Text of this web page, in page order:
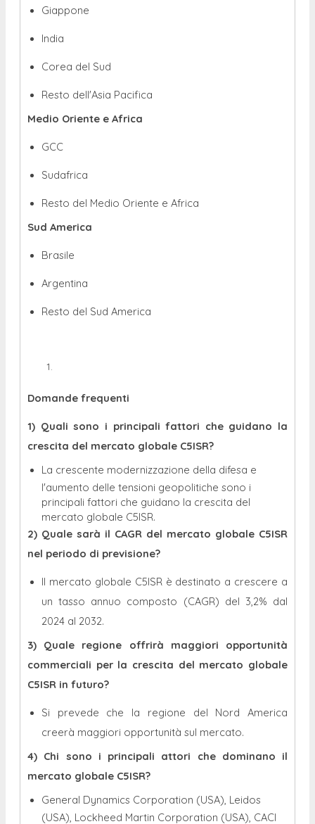
Giappone
India
Corea del Sud
Resto dell'Asia Pacifica
Medio Oriente e Africa
GCC
Sudafrica
Resto del Medio Oriente e Africa
Sud America
Brasile
Argentina
Resto del Sud America
Domande frequenti
1) Quali sono i principali fattori che guidano la
crescita del mercato globale C5ISR?
La crescente modernizzazione della difesa e
l'aumento delle tensioni geopolitiche sono i
principali fattori che guidano la crescita del
mercato globale C5ISR.
2) Quale sarà il CAGR del mercato globale C5ISR
nel periodo di previsione?
Il mercato globale C5ISR è destinato a crescere a
un tasso annuo composto (CAGR) del 3,2% dal
2024 al 2032.
3) Quale regione offrirà maggiori opportunità
commerciali per la crescita del mercato globale
C5ISR in futuro?
Si prevede che la regione del Nord America
creerà maggiori opportunità sul mercato.
4) Chi sono i principali attori che dominano il
mercato globale C5ISR?
General Dynamics Corporation (USA), Leidos
(USA), Lockheed Martin Corporation (USA), CACI